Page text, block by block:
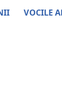
VOCILE